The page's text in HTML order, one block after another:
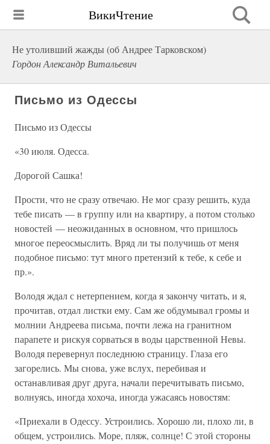
ВикиЧтение
Не утоливший жажды (об Андрее Тарковском)
Гордон Александр Витальевич
Письмо из Одессы
Письмо из Одессы
«30 июля. Одесса.
Дорогой Сашка!
Прости, что не сразу отвечаю. Не мог сразу решить, куда
тебе писать — в группу или на квартиру, а потом столько
новостей — неожиданных в основном, что пришлось
многое переосмыслить. Вряд ли ты получишь от меня
подобное письмо: тут много претензий к тебе, к себе и
пр.».
Володя ждал с нетерпением, когда я закончу читать, и я,
прочитав, отдал листки ему. Сам же обдумывал громы и
молнии Андреева письма, почти лежа на гранитном
парапете и рискуя сорваться в воды царственной Невы.
Володя перевернул последнюю страницу. Глаза его
загорелись. Мы снова, уже вслух, перебивая и
останавливая друг друга, начали перечитывать письмо,
волнуясь, иногда хохоча, иногда ужасаясь новостям:
«Приехали в Одессу. Устроились. Хорошо ли, плохо ли, в
общем, устроились. Море, пляж, солнце! С этой стороны